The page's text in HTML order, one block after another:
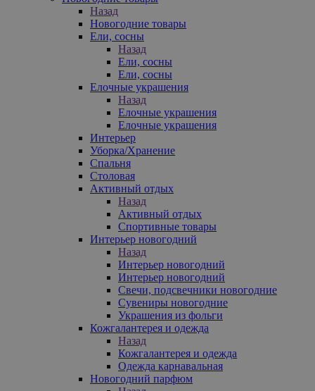
Назад
Новогодние товары
Ели, сосны
Назад
Ели, сосны
Ели, сосны
Елочные украшения
Назад
Елочные украшения
Елочные украшения
Интерьер
Уборка/Хранение
Спальня
Столовая
Активный отдых
Назад
Активный отдых
Спортивные товары
Интерьер новогодний
Назад
Интерьер новогодний
Интерьер новогодний
Свечи, подсвечники новогодние
Сувениры новогодние
Украшения из фольги
Кожгалантерея и одежда
Назад
Кожгалантерея и одежда
Одежда карнавальная
Новогодний парфюм